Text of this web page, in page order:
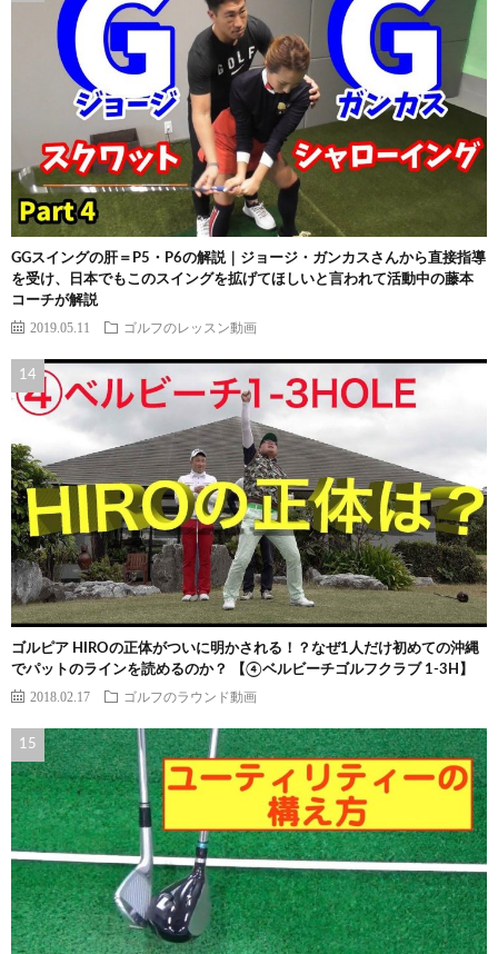
GGスイングの肝＝P5・P6の解説｜ジョージ・ガンカスさんから直接指導
を受け、日本でもこのスイングを拡げてほしいと言われて活動中の藤本
コーチが解説
2019.05.11 ゴルフのレッスン動画
ゴルピア HIROの正体がついに明かされる！？なぜ1人だけ初めての沖縄
でパットのラインを読めるのか？ 【④ベルビーチゴルフクラブ 1-3H】
2018.02.17 ゴルフのラウンド動画